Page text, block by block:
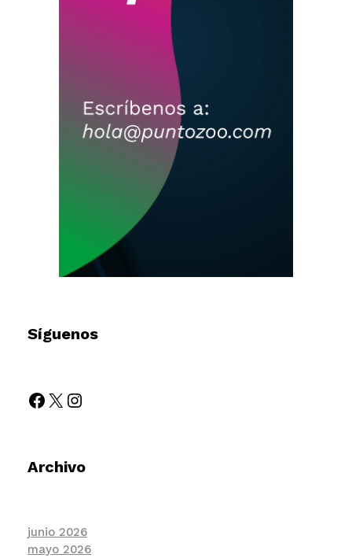
Síguenos
Archivo
junio 2026
mayo 2026